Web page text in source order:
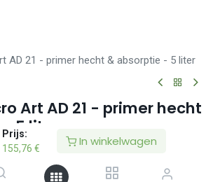
Prijs:
155,76 € In winkelwagen
AD 21 - primer hecht & absorptie - 5 liter
Art AD 21 - primer hecht
5 liter
hechting op moeilijke